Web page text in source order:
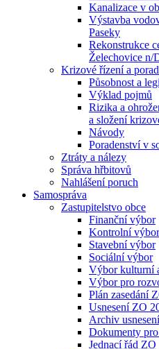
Kanalizace v
Výstavba
Paseky
Rekonstrukce
Želechovice n/
Krizové řízení a
Působnost a
Výklad pojmů
Rizika a
a složení
Návody
Poradenství v
Ztráty a nálezy
Správa hřbitovů
Nahlášení poruch
Samospráva
Zastupitelstvo obce
Finanční výbor
Kontrolní výbor
Stavební výbor
Sociální výbor
Výbor kulturní
Výbor pro
Plán zasedání
Usnesení ZO
Archiv
Dokumenty
Jednací řád ZO